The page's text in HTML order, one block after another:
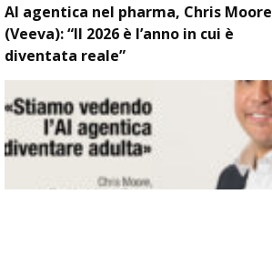
AI agentica nel pharma, Chris Moore
(Veeva): “Il 2026 è l’anno in cui è
diventata reale”